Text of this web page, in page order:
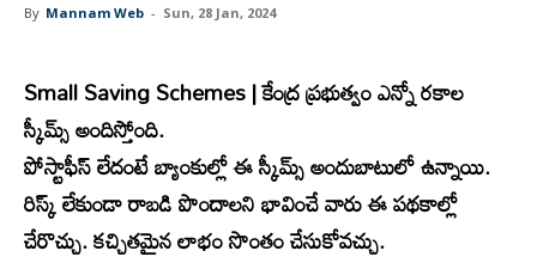
By Mannam Web - Sun, 28 Jan, 2024
Small Saving Schemes | కేంద్ర ప్రభుత్వం ఎన్నో రకాల
స్కీమ్స్ అందిస్తోంది.
పోస్టాఫీస్ లేదంటే బ్యాంకుల్లో ఈ స్కీమ్స్ అందుబాటులో ఉన్నాయి.
రిస్క్ లేకుండా రాబడి పొందాలని భావించే వారు ఈ పథకాల్లో
చేరొచ్చు. కచ్చితమైన లాభం సొంతం చేసుకోవచ్చు.